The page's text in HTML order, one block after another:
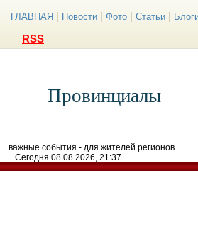
ГЛАВНАЯ Новости Фото Статьи
RSS
Провинциалы
важные события - для жителей регионов
Сегодня 08.08.2026, 21:37